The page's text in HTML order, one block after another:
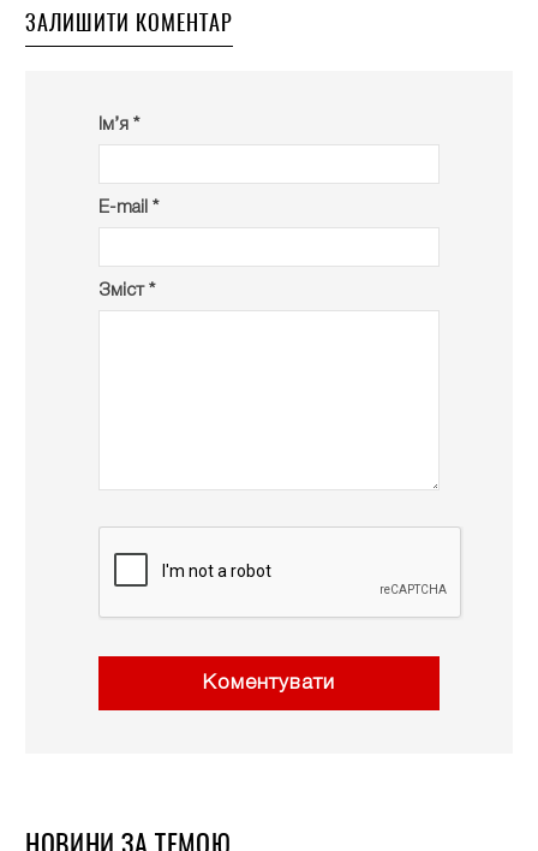
ЗАЛИШИТИ КОМЕНТАР
Ім’я *
E-mail *
Зміст *
Коментувати